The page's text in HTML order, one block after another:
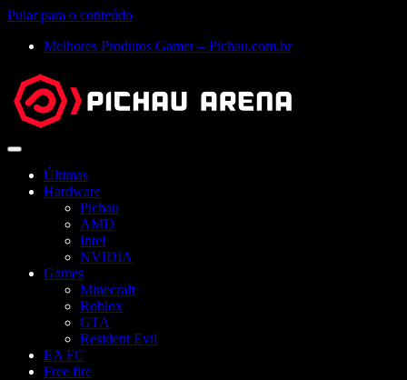
Pular para o conteúdo
Melhores Produtos Gamer – Pichau.com.br
Abrir
Últimas
Hardware
Pichau
AMD
Intel
NVIDIA
Games
Minecraft
Roblox
GTA
Resident Evil
EA FC
Free fire